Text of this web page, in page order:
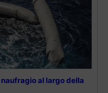
al largo della